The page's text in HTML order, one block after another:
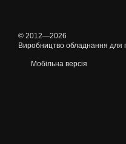
© 2012—2026
Виробництво обладнання для
Мобільна версія